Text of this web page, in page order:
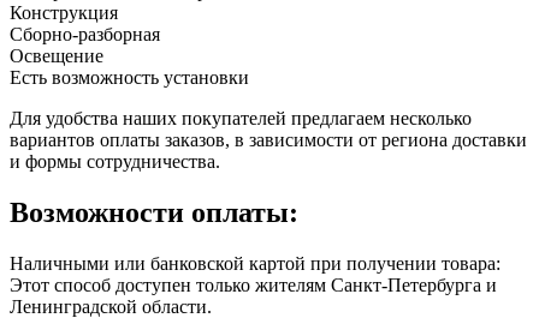
Конструкция
Сборно-разборная
Освещение
Есть возможность установки
Для удобства наших покупателей предлагаем несколько
вариантов оплаты заказов, в зависимости от региона доставки
и формы сотрудничества.
Возможности оплаты:
Наличными или банковской картой при получении товара:
Этот способ доступен только жителям Санкт-Петербурга и
Ленинградской области.